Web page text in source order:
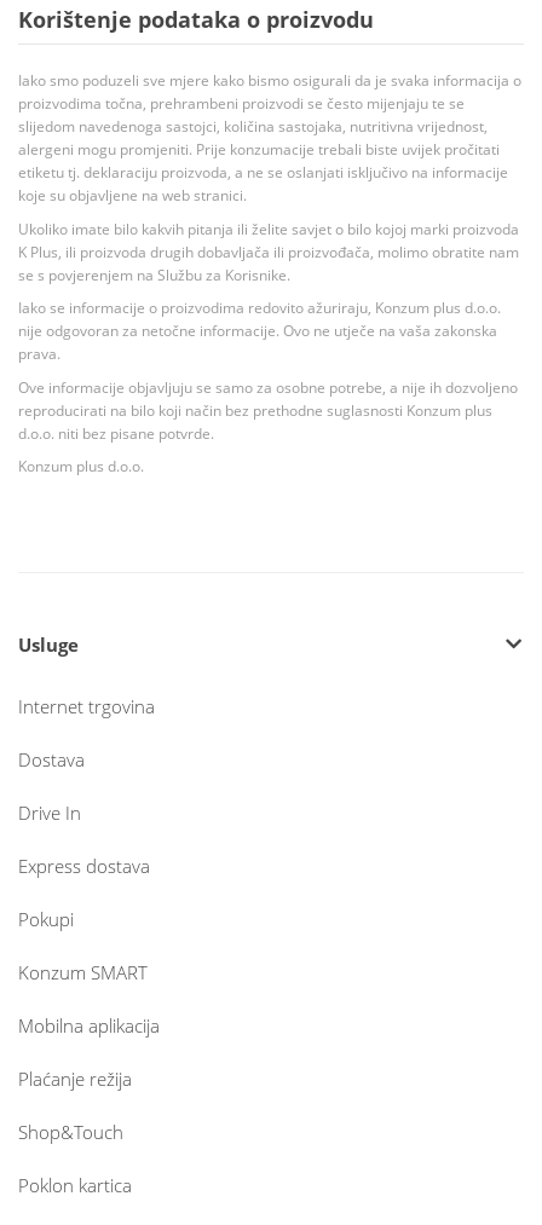
Korištenje podataka o proizvodu
Iako smo poduzeli sve mjere kako bismo osigurali da je svaka informacija o
proizvodima točna, prehrambeni proizvodi se često mijenjaju te se
slijedom navedenoga sastojci, količina sastojaka, nutritivna vrijednost,
alergeni mogu promjeniti. Prije konzumacije trebali biste uvijek pročitati
etiketu tj. deklaraciju proizvoda, a ne se oslanjati isključivo na informacije
koje su objavljene na web stranici.
Ukoliko imate bilo kakvih pitanja ili želite savjet o bilo kojoj marki proizvoda
K Plus, ili proizvoda drugih dobavljača ili proizvođača, molimo obratite nam
se s povjerenjem na Službu za Korisnike.
Iako se informacije o proizvodima redovito ažuriraju, Konzum plus d.o.o.
nije odgovoran za netočne informacije. Ovo ne utječe na vaša zakonska
prava.
Ove informacije objavljuju se samo za osobne potrebe, a nije ih dozvoljeno
reproducirati na bilo koji način bez prethodne suglasnosti Konzum plus
d.o.o. niti bez pisane potvrde.
Konzum plus d.o.o.
Usluge
Internet trgovina
Dostava
Drive In
Express dostava
Pokupi
Konzum SMART
Mobilna aplikacija
Plaćanje režija
Shop&Touch
Poklon kartica